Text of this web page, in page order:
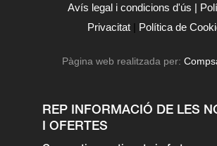
Avís legal i condicions d'ús |
Privacitat | Política de
Pàgina web realitzada per:
REP INFORMACIÓ DE LES
I OFERTES